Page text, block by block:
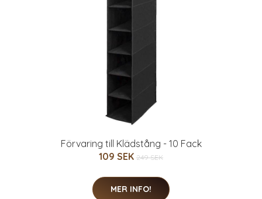
Förvaring till Klädstång - 10 Fack
109 SEK 249 SEK
MER INFO!